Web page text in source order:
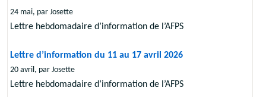
24 mai, par Josette
Lettre hebdomadaire d’information de l’AFPS
Lettre d’information du 11 au 17 avril 2026
20 avril, par Josette
Lettre hebdomadaire d’information de l’AFPS